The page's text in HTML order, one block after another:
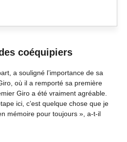
coéquipiers
a souligné l’importance de sa
où il a remporté sa première
Giro a été vraiment agréable.
ici, c’est quelque chose que je
mémoire pour toujours », a-t-il